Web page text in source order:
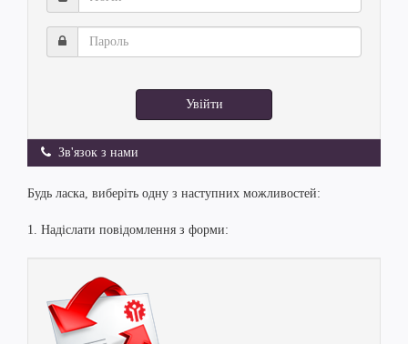
Пароль
Увійти
Зв'язок з нами
Будь ласка, виберіть одну з наступних можливостей:
1. Надіслати повідомлення з форми: